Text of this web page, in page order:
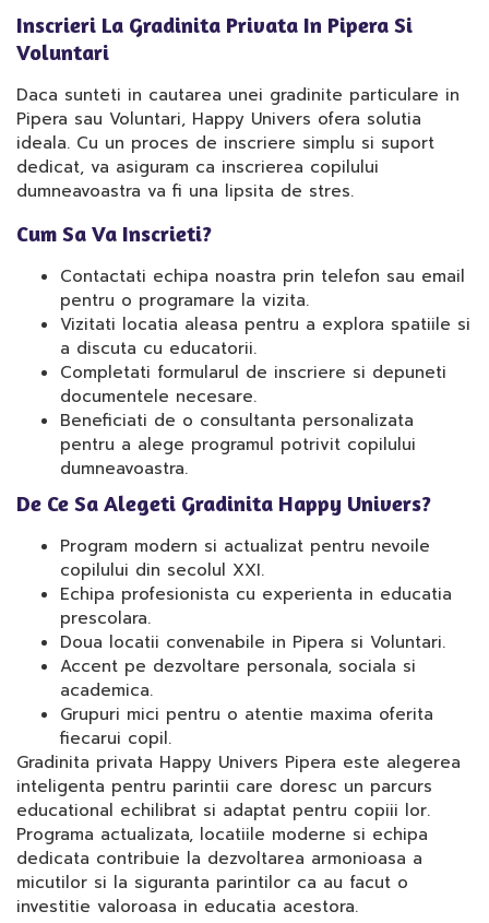
Inscrieri La Gradinita Privata In Pipera Si
Voluntari
Daca sunteti in cautarea unei gradinite particulare in
Pipera sau Voluntari, Happy Univers ofera solutia
ideala. Cu un proces de inscriere simplu si suport
dedicat, va asiguram ca inscrierea copilului
dumneavoastra va fi una lipsita de stres.
Cum Sa Va Inscrieti?
Contactati echipa noastra prin telefon sau email
pentru o programare la vizita.
Vizitati locatia aleasa pentru a explora spatiile si
a discuta cu educatorii.
Completati formularul de inscriere si depuneti
documentele necesare.
Beneficiati de o consultanta personalizata
pentru a alege programul potrivit copilului
dumneavoastra.
De Ce Sa Alegeti Gradinita Happy Univers?
Program modern si actualizat pentru nevoile
copilului din secolul XXI.
Echipa profesionista cu experienta in educatia
prescolara.
Doua locatii convenabile in Pipera si Voluntari.
Accent pe dezvoltare personala, sociala si
academica.
Grupuri mici pentru o atentie maxima oferita
fiecarui copil.
Gradinita privata Happy Univers Pipera este alegerea
inteligenta pentru parintii care doresc un parcurs
educational echilibrat si adaptat pentru copiii lor.
Programa actualizata, locatiile moderne si echipa
dedicata contribuie la dezvoltarea armonioasa a
micutilor si la siguranta parintilor ca au facut o
investitie valoroasa in educatia acestora.